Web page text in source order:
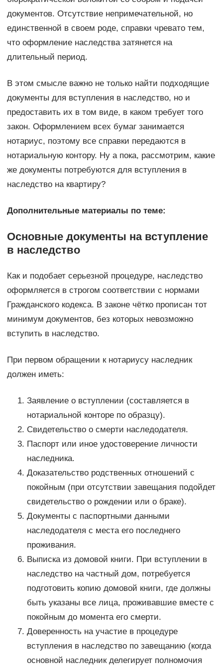
документов. Отсутствие непримечательной, но
единственной в своем роде, справки чревато тем,
что оформление наследства затянется на
длительный период.
В этом смысле важно не только найти подходящие
документы для вступления в наследство, но и
предоставить их в том виде, в каком требует того
закон. Оформлением всех бумаг занимается
нотариус, поэтому все справки передаются в
нотариальную контору. Ну а пока, рассмотрим, какие
же документы потребуются для вступления в
наследство на квартиру?
Дополнительные материалы по теме:
Основные документы на вступление
в наследство
Как и подобает серьезной процедуре, наследство
оформляется в строгом соответствии с нормами
Гражданского кодекса. В законе чётко прописан тот
минимум документов, без которых невозможно
вступить в наследство.
При первом обращении к нотариусу наследник
должен иметь:
Заявление о вступлении (составляется в
нотариальной конторе по образцу).
Свидетельство о смерти наследодателя.
Паспорт или иное удостоверение личности
наследника.
Доказательство родственных отношений с
покойным (при отсутствии завещания подойдет
свидетельство о рождении или о браке).
Документы с паспортными данными
наследодателя с места его последнего
проживания.
Выписка из домовой книги. При вступлении в
наследство на частный дом, потребуется
подготовить копию домовой книги, где должны
быть указаны все лица, проживавшие вместе с
покойным до момента его смерти.
Доверенность на участие в процедуре
вступления в наследство по завещанию (когда
основной наследник делегирует полномочия